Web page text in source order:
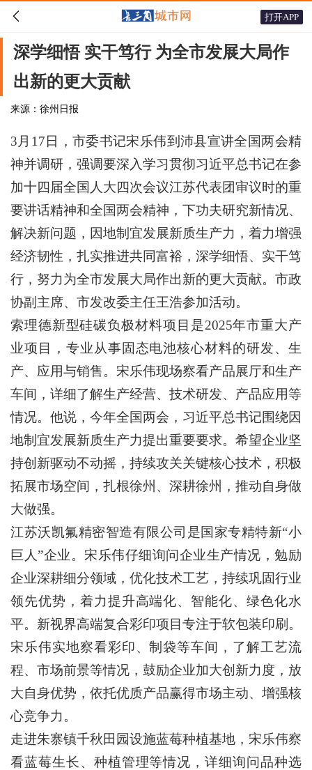
 打开APP
深学细悟 实干笃行 为全市发展大局作
出新的更大贡献
来源：徐州日报
3月17日，市委书记宋乐伟到沛县宣讲全国两会精
神并调研，强调要深入学习贯彻习近平总书记在参
加十四届全国人大四次会议江苏代表团审议时的重
要讲话精神和全国两会精神，下功夫研究新情况、
解决新问题，因地制宜发展新质生产力，着力增强
经济韧性，扎实推进共同富裕，深学细悟、实干笃
行，努力为全市发展大局作出新的更大贡献。市政
协副主席、市发改委主任王浩参加活动。
索理德新型硅碳负极材料项目是2025年市重大产
业项目，专业从事固态电池核心材料的研发、生
产、应用与销售。宋乐伟现场察看产品展厅和生产
车间，详细了解生产经营、技术研发、产品应用等
情况。他说，今年全国两会，习近平总书记围绕因
地制宜发展新质生产力提出重要要求。希望企业坚
持创新驱动不动摇，持续攻关关键核心技术，积极
拓展市场空间，扎根徐州、深耕徐州，推动自身做
大做强。
江苏沃凯氟精密智造有限公司是国家专精特新“小
巨人”企业。宋乐伟仔细询问企业生产情况，勉励
企业深耕细分领域，优化技术工艺，持续巩固行业
领先优势，着力提升高端化、智能化、绿色化水
平。新视界高端复合彩印项目专注于软包装印刷。
宋乐伟实地察看彩印、制袋等车间，了解工艺流
程、市场前景等情况，鼓励企业加大创新力度，放
大自身优势，依托优质产品赢得市场主动、增强核
心竞争力。
走进朱寨镇千秋田园设施蓝莓种植基地，宋乐伟察
看蓝莓生长、种植管理等情况，详细询问品种选